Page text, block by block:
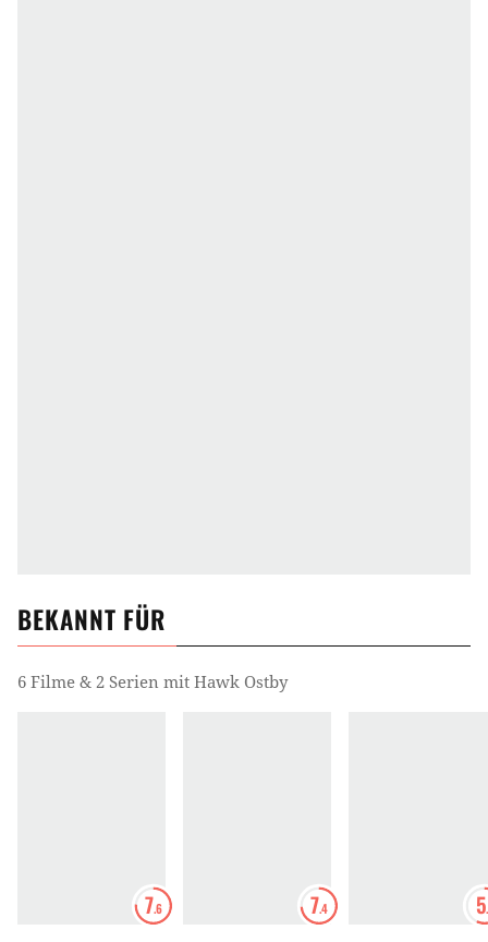
BEKANNT FÜR
6 Filme & 2 Serien mit Hawk Ostby
7.6 7.4 5